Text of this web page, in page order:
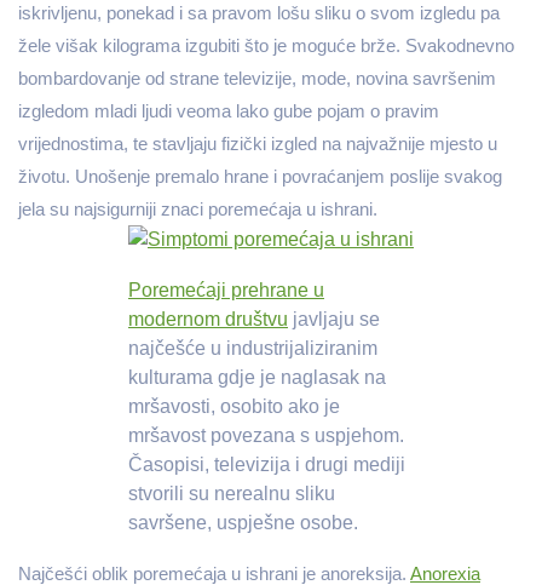
iskrivljenu, ponekad i sa pravom lošu sliku o svom izgledu pa
žele višak kilograma izgubiti što je moguće brže. Svakodnevno
bombardovanje od strane televizije, mode, novina savršenim
izgledom mladi ljudi veoma lako gube pojam o pravim
vrijednostima, te stavljaju fizički izgled na najvažnije mjesto u
životu. Unošenje premalo hrane i povraćanjem poslije svakog
jela su najsigurniji znaci poremećaja u ishrani.
Poremećaji prehrane u
modernom društvu javljaju se
najčešće u industrijaliziranim
kulturama gdje je naglasak na
mršavosti, osobito ako je
mršavost povezana s uspjehom.
Časopisi, televizija i drugi mediji
stvorili su nerealnu sliku
savršene, uspješne osobe.
Najčešći oblik poremećaja u ishrani je anoreksija. Anorexia